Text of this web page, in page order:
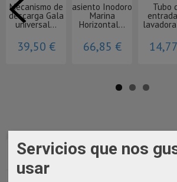
Marcas
Mecanismo de
descarga Gala
universal...
39,50 €
asiento Inodoro
Marina
Horizontal...
66,85 €
Tubo
Servicios que nos
usar